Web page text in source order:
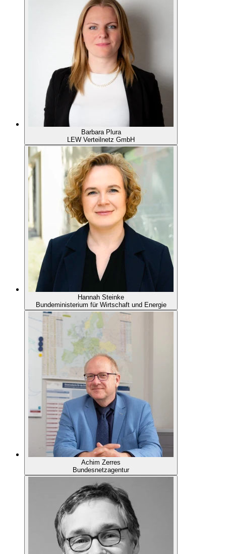
Barbara Plura
LEW Verteilnetz GmbH
Hannah Steinke
Bundeministerium für Wirtschaft und Energie
Achim Zerres
Bundesnetzagentur